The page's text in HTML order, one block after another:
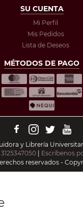
SU CUENTA
Mi Perfil
Mis Pedidos
Lista de Deseos
MÉTODOS DE PAGO
y Librería
Escríbenos
reservados -